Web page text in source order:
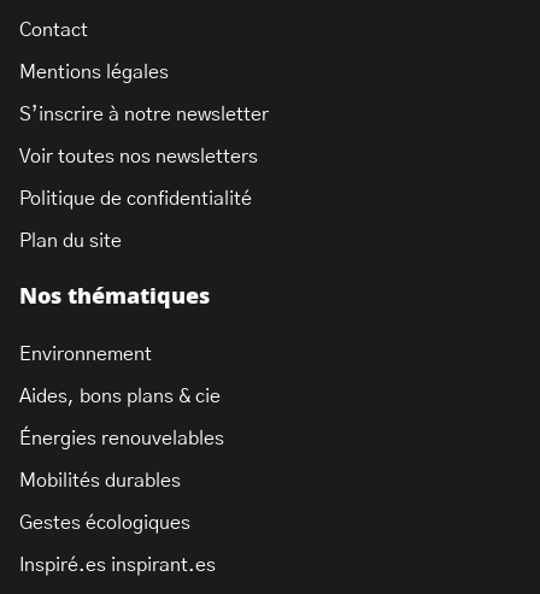
Nos thématiques
Environnement
Aides, bons plans & cie
Énergies renouvelables
Mobilités durables
Gestes écologiques
Inspiré.es inspirant.es
Contact
Mentions légales
S’inscrire à notre newsletter
Voir toutes nos newsletters
Politique de confidentialité
Plan du site